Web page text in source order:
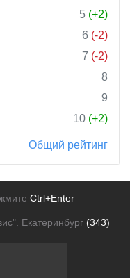
5 (+2)
6 (-2)
7 (-2)
8
9
10 (+2)
Общий рейтинг
Ctrl+Enter
Екатеринбург (343)